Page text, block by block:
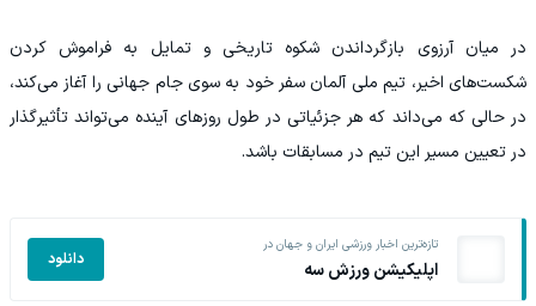
در میان آرزوی بازگرداندن شکوه تاریخی و تمایل به فراموش کردن
شکست‌های اخیر، تیم ملی آلمان سفر خود به سوی جام جهانی را آغاز می‌کند،
در حالی که می‌داند که هر جزئیاتی در طول روزهای آینده می‌تواند تأثیرگذار
در تعیین مسیر این تیم در مسابقات باشد.
تازه‌ترین اخبار ورزشی ایران و جهان در
اپلیکیشن ورزش سه دانلود